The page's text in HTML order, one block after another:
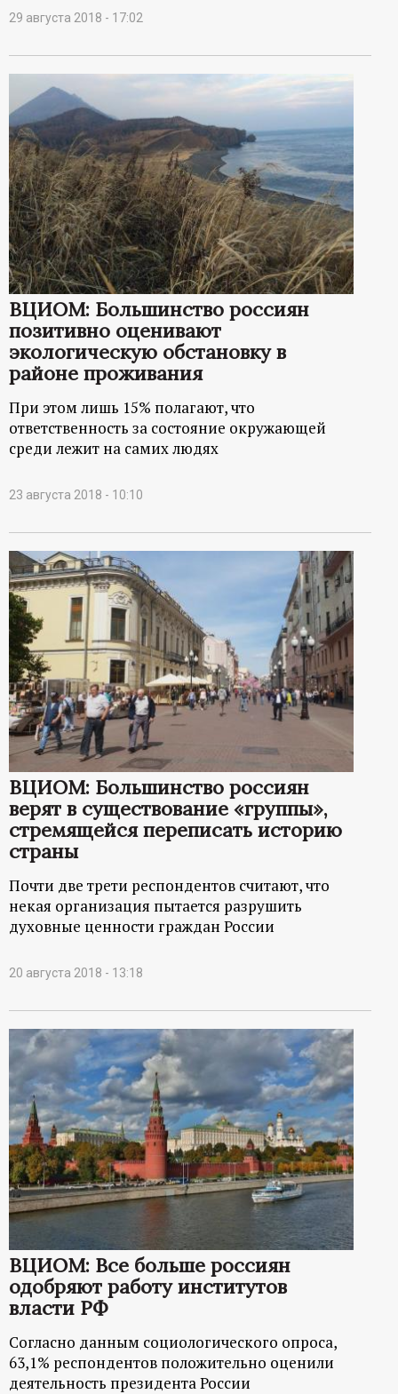
29 августа 2018 - 17:02
ВЦИОМ: Большинство россиян
позитивно оценивают
экологическую обстановку в
районе проживания
При этом лишь 15% полагают, что
ответственность за состояние окружающей
среди лежит на самих людях
23 августа 2018 - 10:10
ВЦИОМ: Большинство россиян
верят в существование «группы»,
стремящейся переписать историю
страны
Почти две трети респондентов считают, что
некая организация пытается разрушить
духовные ценности граждан России
20 августа 2018 - 13:18
ВЦИОМ: Все больше россиян
одобряют работу институтов
власти РФ
Согласно данным социологического опроса,
63,1% респондентов положительно оценили
деятельность президента России